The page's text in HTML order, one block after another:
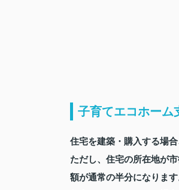
子育てエコホー
住宅を建築・購入する場
ただし、住宅の所在地が
額が通常の半分になります